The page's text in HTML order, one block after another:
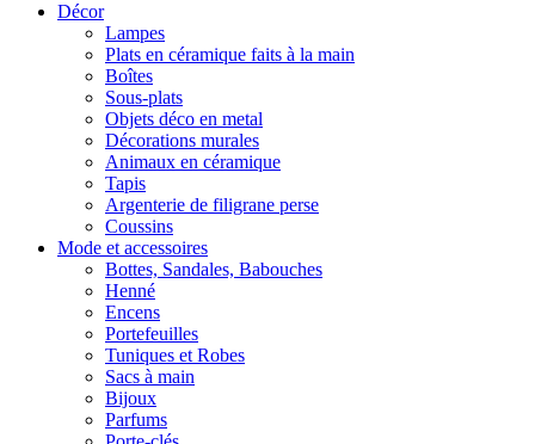
Décor
Lampes
Plats en céramique faits à la main
Boîtes
Sous-plats
Objets déco en metal
Décorations murales
Animaux en céramique
Tapis
Argenterie de filigrane perse
Coussins
Mode et accessoires
Bottes, Sandales, Babouches
Henné
Encens
Portefeuilles
Tuniques et Robes
Sacs à main
Bijoux
Parfums